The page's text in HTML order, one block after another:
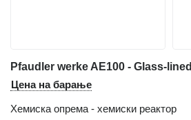
Pfaudler werke AE100 - Glass-lined
Цена на барање
Хемиска опрема - хемиски реактор